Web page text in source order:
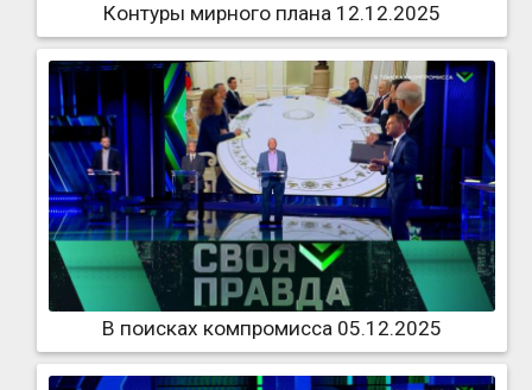
Контуры мирного плана 12.12.2025
В поисках компромисса 05.12.2025